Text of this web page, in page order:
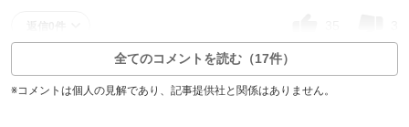
全てのコメントを読む（17件）
※コメントは個人の見解であり、記事提供社と関係はありません。